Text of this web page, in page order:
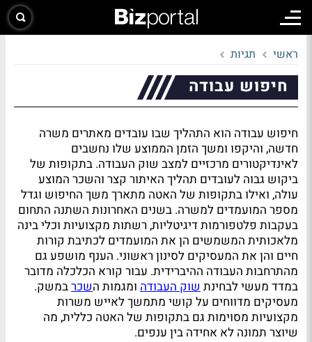
ראשי תגיות
חיפוש עבודה
חיפוש עבודה הוא התהליך שבו עובדים מאתרים משרה
חדשה, והיקפו ומשך הזמן הממוצע שלו נחשבים
לאינדיקטורים מרכזיים למצב שוק העבודה. בתקופות של
ביקוש גבוה לעובדים תהליך האיתור קצר והשכר המוצע
עולה, ואילו בתקופות של האטה מתארך משך החיפוש וגדל
מספר המועמדים למשרה. בשנים האחרונות השתנה התחום
בעקבות פלטפורמות דיגיטליות, רשתות מקצועיות וכלי בינה
מלאכותית המשמשים הן את המועמדים לכתיבת קורות
חיים והן את המעסיקים לסינון ראשוני. הענף מושפע גם
מהתרחבות העבודה ההיברידית. עבור קורא הכלכלה מדובר
במדד מעשי לבחינתשוק העבודה ומגמות השכרבמשק.
מעסיקים מדווחים על קושי מתמשך לאייש משרות
מקצועיות מסוימות גם בתקופות של האטה כללית, מה
שיוצר תמונה לא אחידה בין ענפים.